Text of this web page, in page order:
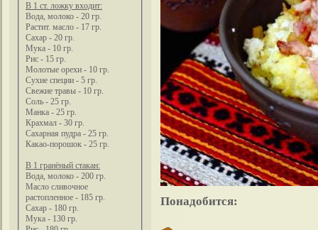
В 1 ст. ложку входит:
Вода, молоко - 20 гр.
Растит. масло - 17 гр.
Сахар - 20 гр.
Мука - 10 гр.
Рис - 15 гр.
Молотые орехи - 10 гр.
Сухие специи - 5 гр.
Свежие травы - 10 гр.
Соль - 25 гр.
Манка - 25 гр.
Крахмал - 30 гр.
Сахарная пудра - 25 гр.
Какао-порошок - 25 гр.
В 1 гранёный стакан:
Вода, молоко - 200 гр.
Масло сливочное
растопленное - 185 гр.
Сахар - 180 гр.
Мука - 130 гр.
Понадобится: